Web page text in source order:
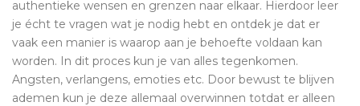
authentieke wensen en grenzen naar elkaar. Hierdoor leer
je écht te vragen wat je nodig hebt en ontdek je dat er
vaak een manier is waarop aan je behoefte voldaan kan
worden. In dit proces kun je van alles tegenkomen.
Angsten, verlangens, emoties etc. Door bewust te blijven
ademen kun je deze allemaal overwinnen totdat er alleen